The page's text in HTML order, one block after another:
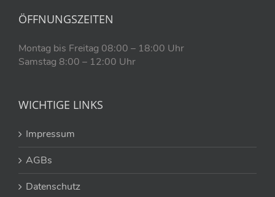
ÖFFNUNGSZEITEN
Montag bis Freitag 08:00 – 18:00 Uhr
Samstag 8:00 – 12:00 Uhr
WICHTIGE LINKS
Impressum
AGBs
Datenschutz